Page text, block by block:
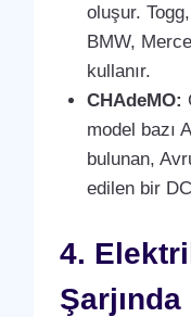
oluşur.
BMW,
kullanır.
CHAdeMO:
model bazı
bulunan,
edilen bir
4.